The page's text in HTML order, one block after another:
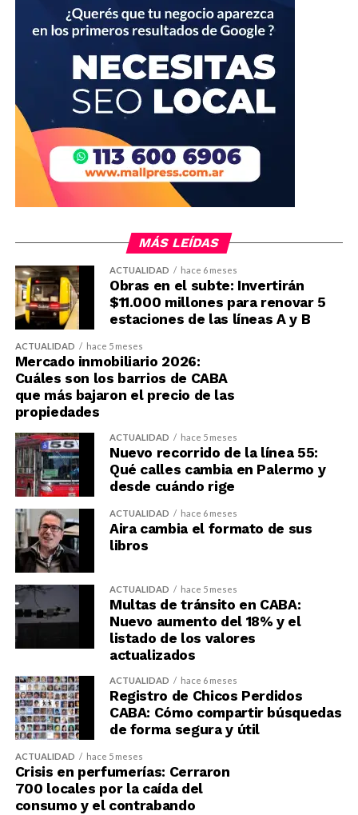
MÁS LEÍDAS
ACTUALIDAD hace 6 meses
Obras en el subte: Invertirán
$11.000 millones para renovar 5
estaciones de las líneas A y B
ACTUALIDAD hace 5 meses
Mercado inmobiliario 2026:
Cuáles son los barrios de CABA
que más bajaron el precio de las
propiedades
ACTUALIDAD hace 5 meses
Nuevo recorrido de la línea 55:
Qué calles cambia en Palermo y
desde cuándo rige
ACTUALIDAD hace 6 meses
Aira cambia el formato de sus
libros
ACTUALIDAD hace 5 meses
Multas de tránsito en CABA:
Nuevo aumento del 18% y el
listado de los valores
actualizados
ACTUALIDAD hace 6 meses
Registro de Chicos Perdidos
CABA: Cómo compartir búsquedas
de forma segura y útil
ACTUALIDAD hace 5 meses
Crisis en perfumerías: Cerraron
700 locales por la caída del
consumo y el contrabando